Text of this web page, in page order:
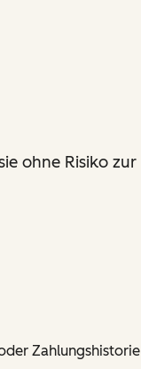
ohne Risiko zur
Zahlungshistorie